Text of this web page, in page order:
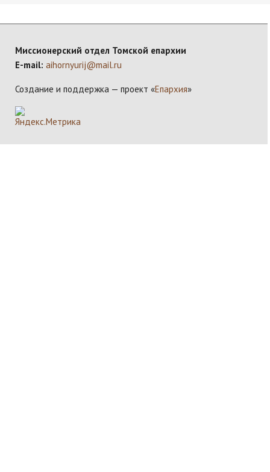
Миссионерский отдел Томской епархии
E-mail: aihornyurij@mail.ru
Создание и поддержка — проект «Епархия»